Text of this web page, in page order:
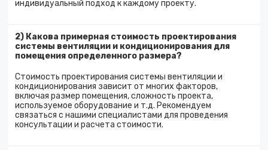
индивидуальный подход к каждому проекту.
2) Какова примерная стоимость проектирования
системы вентиляции и кондиционирования для
помещения определенного размера?
Стоимость проектирования системы вентиляции и
кондиционирования зависит от многих факторов,
включая размер помещения, сложность проекта,
используемое оборудование и т.д. Рекомендуем
связаться с нашими специалистами для проведения
консультации и расчета стоимости.